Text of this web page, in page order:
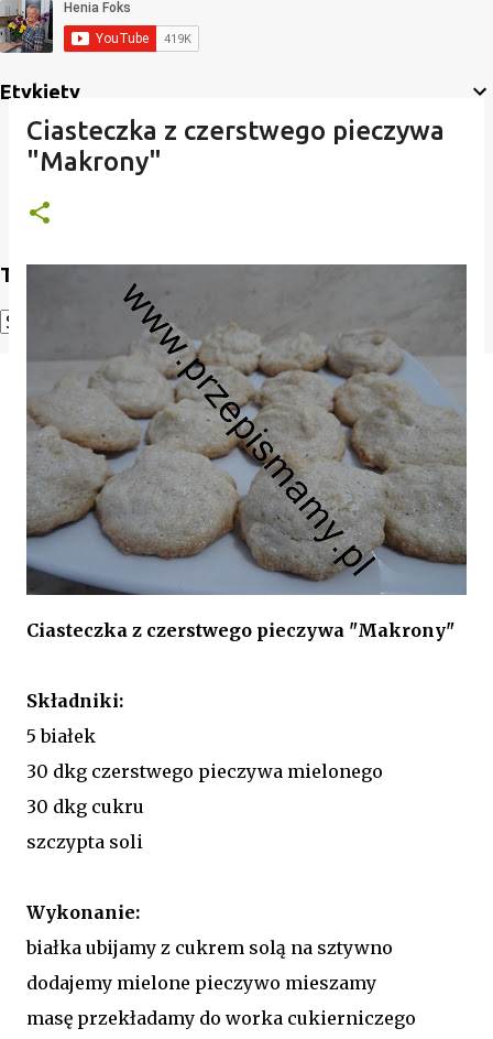
Etykiety
Translate
Translate
Ciasteczka z czerstwego pieczywa
"Makrony"
Ciasteczka z czerstwego pieczywa "Makrony"
Składniki:
5 białek
30 dkg czerstwego pieczywa mielonego
30 dkg cukru
szczypta soli
Wykonanie:
białka ubijamy z cukrem solą na sztywno
dodajemy mielone pieczywo mieszamy
masę przekładamy do worka cukierniczego